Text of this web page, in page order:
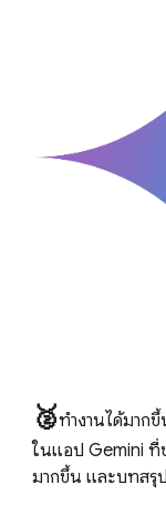
🥈ทำงานได้มากขึ้
ในแอป Gemini ที่
มากขึ้น และบทสรุ